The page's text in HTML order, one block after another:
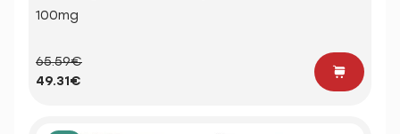
100mg
65.59€
49.31€